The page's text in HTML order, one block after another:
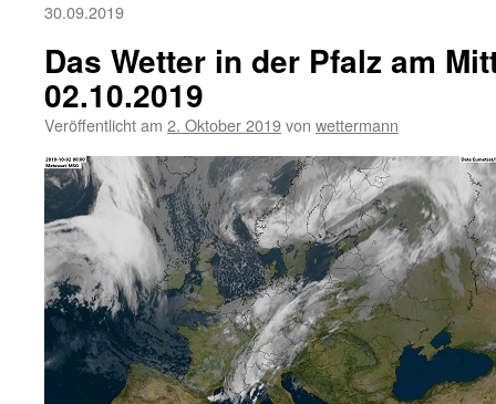
30.09.2019
Das Wetter in der Pfalz am
02.10.2019
Veröffentlicht am 2. Oktober 2019von wettermann